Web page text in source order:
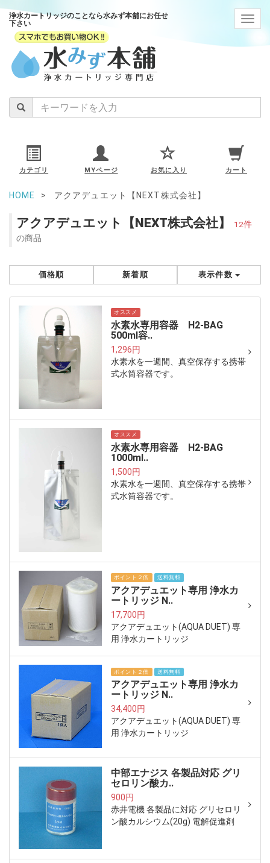
浄水カートリッジのことなら水みず本舗にお任せ
下さい
カテゴリ MYページ お気に入り カート
HOME アクアデュエット【NEXT株式会社】
アクアデュエット【NEXT株式会社】
12件
の商品
価格順 新着順 表示件数
オススメ
水素水専用容器 H2-BAG
500ml容..
1,296円
水素水を一週間、真空保存する携帯
式水筒容器です。
オススメ
水素水専用容器 H2-BAG
1000ml..
1,500円
水素水を一週間、真空保存する携帯
式水筒容器です。
ポイント２倍 送料無料
アクアデュエット専用 浄水カ
ートリッジ N..
17,700円
アクアデュエット(AQUA DUET) 専
用 浄水カートリッジ
ポイント２倍 送料無料
アクアデュエット専用 浄水カ
ートリッジ N..
34,400円
アクアデュエット(AQUA DUET) 専
用 浄水カートリッジ
中部エナジス 各製品対応 グリ
セロリン酸カ..
900円
赤井電機 各製品に対応 グリセロリ
ン酸カルシウム(20g) 電解促進剤